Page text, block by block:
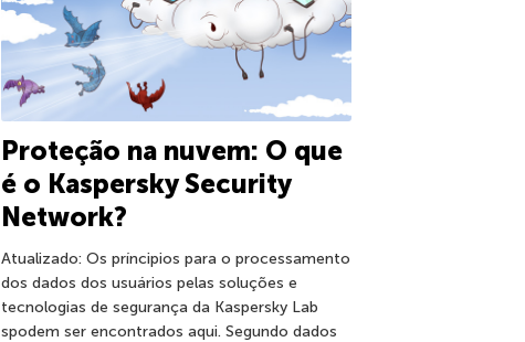
Proteção na nuvem: O que
é o Kaspersky Security
Network?
Atualizado: Os príncipios para o processamento
dos dados dos usuários pelas soluções e
tecnologias de segurança da Kaspersky Lab
spodem ser encontrados aqui. Segundo dados